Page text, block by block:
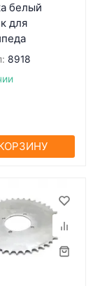
белый
для
8918